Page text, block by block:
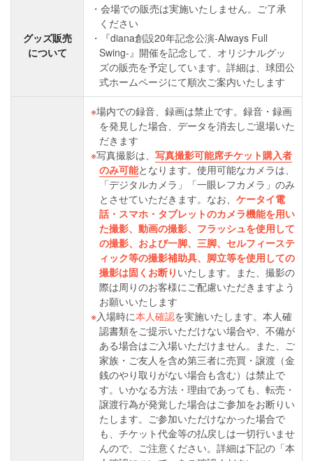
グッズ販売
について
会場での販売は実施いたしません。ご了承
ください
『diana創設20年記念公演-Always Full
Swing-』開催を記念して、オリジナルグッ
ズの販売を予定しています。詳細は、球団公
式ホームページにて順次ご案内いたします
場内での録音、録画は禁止です。録音・録画
を発見した場合、データを消去しご退場いた
だきます
写真撮影は、 写真撮影可能席チケット購入者
のみ可能となります。使用可能なカメラは、
「デジタルカメラ」「一眼レフカメラ」のみ
とさせていただきます。なお、 ケータイ電
話・スマホ・タブレットのカメラ機能を用い
た撮影、動画の撮影、フラッシュを使用して
の撮影、および一脚、三脚、セルフィーステ
ィック等の撮影補助具、脚立等を使用しての
撮影は固くお断り いたします。また、撮影の
際は周りのお客様にご配慮いただきますよう
お願いいたします
入場時に本人確認を実施いたします。本人確
認書類をご提示いただけない場合や、不備が
ある場合はご入場いただけません。また、ご
家族・ご友人を含め第三者に売買・譲渡（金
銭のやり取りがない場合も含む）は禁止で
す。いかなる方法・理由であっても、転売・
譲渡行為が発覚した場合はご参加をお断りい
たします。ご参加いただけなかった場合で
も、チケット代金等の払戻しは一切行いませ
んので、ご注意ください。詳細は下記の「本